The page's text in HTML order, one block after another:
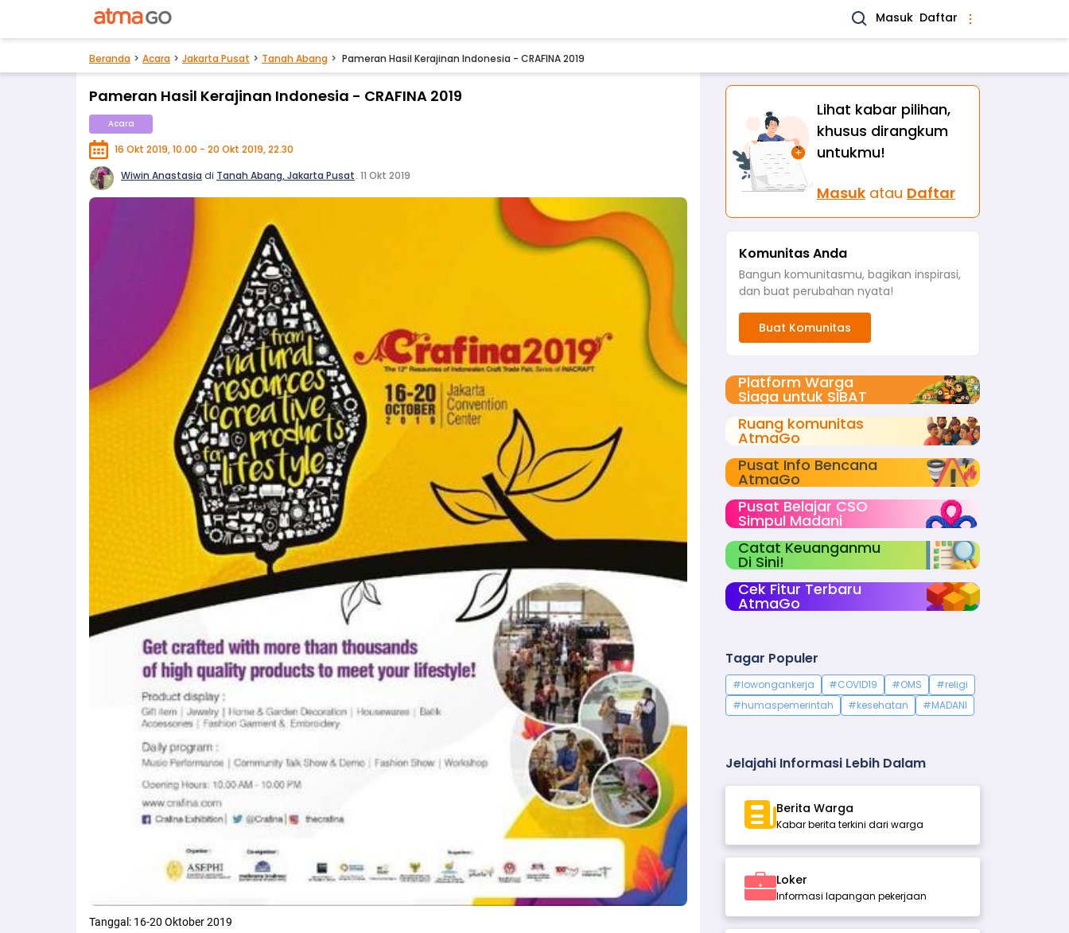
Masuk Daftar
Beranda Acara Jakarta Pusat Tanah Abang Pameran Hasil Kerajinan Indonesia - CRAFINA 2019
Pameran Hasil Kerajinan Indonesia - CRAFINA 2019
Acara
16 Okt 2019, 10.00 - 20 Okt 2019, 22.30
Wiwin Anastasia di Tanah Abang, Jakarta Pusat. 11 Okt 2019
Tanggal: 16-20 Oktober 2019
Lihat kabar pilihan,
khusus dirangkum
untukmu!
Masuk atau Daftar
Komunitas Anda
Bangun komunitasmu, bagikan inspirasi,
dan buat perubahan nyata!
Buat Komunitas
Platform Warga
Siaga untuk SIBAT
Ruang komunitas
AtmaGo
Pusat Info Bencana
AtmaGo
Pusat Belajar CSO
Simpul Madani
Catat Keuanganmu
Di Sini!
Cek Fitur Terbaru
AtmaGo
Tagar Populer
#lowongankerja #COVID19 #OMS
#religi
#humaspemerintah
#kesehatan #MADANI
Jelajahi Informasi Lebih Dalam
Berita Warga
Kabar berita terkini dari warga
Loker
Informasi lapangan pekerjaan